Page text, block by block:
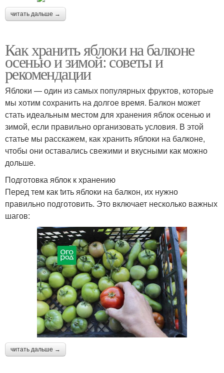
читать дальше →
Как хранить яблоки на балконе
осенью и зимой: советы и
рекомендации
Яблоки — один из самых популярных фруктов, которые
мы хотим сохранить на долгое время. Балкон может
стать идеальным местом для хранения яблок осенью и
зимой, если правильно организовать условия. В этой
статье мы расскажем, как хранить яблоки на балконе,
чтобы они оставались свежими и вкусными как можно
дольше.
Подготовка яблок к хранению
Перед тем как tить яблоки на балкон, их нужно
правильно подготовить. Это включает несколько важных
шагов:
читать дальше →